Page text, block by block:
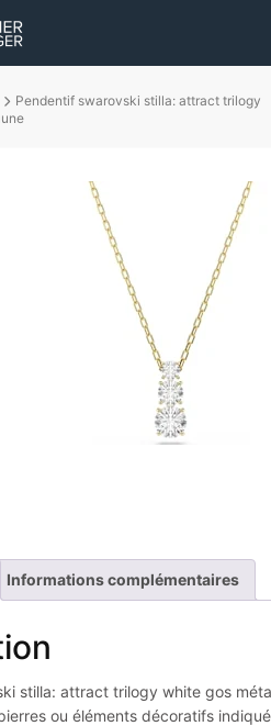
Pendentif swarovski stilla: attract trilogy
Informations complémentaires
stilla: attract trilogy white gos
ou éléments décoratifs